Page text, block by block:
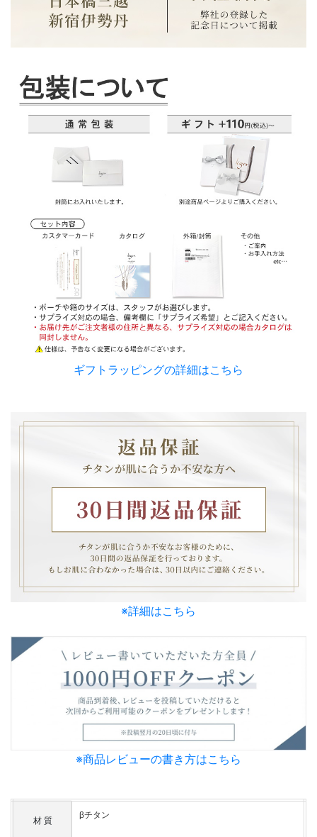
ギフトラッピングの詳細はこちら
※詳細はこちら
※商品レビューの書き方はこちら
材 質 βチタン